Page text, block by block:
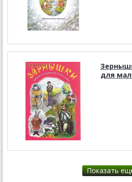
для
Показать